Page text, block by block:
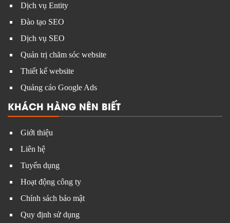
Dịch vụ Entity
Đào tạo SEO
Dịch vụ SEO
Quản trị chăm sóc website
Thiết kế website
Quảng cáo Google Ads
KHÁCH HÀNG NÊN BIẾT
Giới thiệu
Liên hệ
Tuyển dụng
Hoạt động công ty
Chính sách bảo mật
Quy định sử dụng